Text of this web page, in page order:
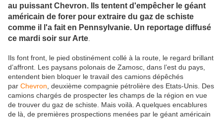
au puissant Chevron. Ils tentent d'empêcher le géant
américain de forer pour extraire du gaz de schiste
comme il l'a fait en Pennsylvanie. Un reportage diffusé
ce mardi soir sur Arte
Ils font front, le pied obstinément collé à la route, le regard brillant
d’affront. Les paysans polonais de Zamosc, dans l’est du pays,
entendent bien bloquer le travail des camions dépêchés
par Chevron , deuxième compagnie pétrolière des Etats-Unis. Des
camions chargés de prospecter les champs de la région en vue
de trouver du gaz de schiste. Mais voilà. A quelques encablures
de là, de premières prospections menées par le géant américain